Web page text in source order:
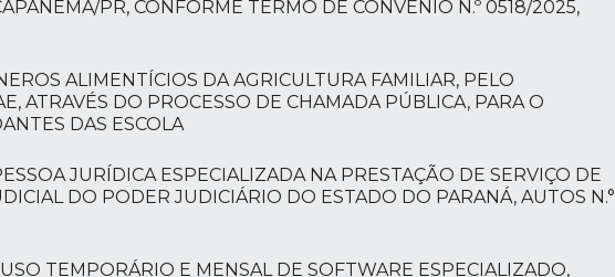
PR, CONFORME TERMO DE CONVÊNIO N.º 0518/2025,
ALIMENTÍCIOS DA AGRICULTURA FAMILIAR, PELO
ATRAVÉS DO PROCESSO DE CHAMADA PÚBLICA, PARA O
DAS ESCOLA
JURÍDICA ESPECIALIZADA NA PRESTAÇÃO DE SERVIÇO DE
DO PODER JUDICIÁRIO DO ESTADO DO PARANÁ, AUTOS N.°
TEMPORÁRIO E MENSAL DE SOFTWARE ESPECIALIZADO,